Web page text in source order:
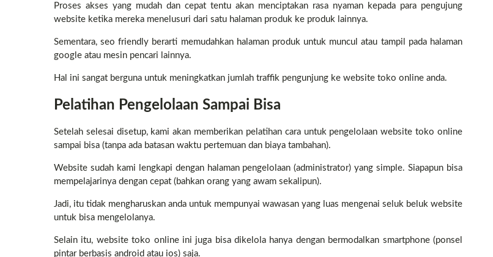
Proses akses yang mudah dan cepat tentu akan menciptakan rasa nyaman kepada para pengujung
website ketika mereka menelusuri dari satu halaman produk ke produk lainnya.
Sementara, seo friendly berarti memudahkan halaman produk untuk muncul atau tampil pada halaman
google atau mesin pencari lainnya.
Hal ini sangat berguna untuk meningkatkan jumlah traffik pengunjung ke website toko online anda.
Pelatihan Pengelolaan Sampai Bisa
Setelah selesai disetup, kami akan memberikan pelatihan cara untuk pengelolaan website toko online
sampai bisa (tanpa ada batasan waktu pertemuan dan biaya tambahan).
Website sudah kami lengkapi dengan halaman pengelolaan (administrator) yang simple. Siapapun bisa
mempelajarinya dengan cepat (bahkan orang yang awam sekalipun).
Jadi, itu tidak mengharuskan anda untuk mempunyai wawasan yang luas mengenai seluk beluk website
untuk bisa mengelolanya.
Selain itu, website toko online ini juga bisa dikelola hanya dengan bermodalkan smartphone (ponsel
pintar berbasis android atau ios) saja.